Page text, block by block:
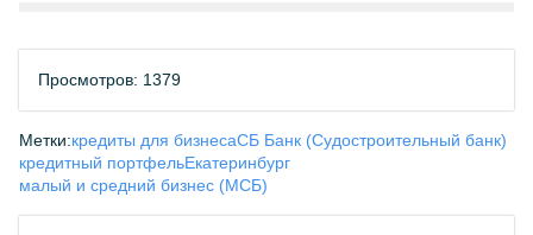
Просмотров: 1379
Метки:кредиты для бизнесаСБ Банк (Судостроительный банк)
кредитный портфельЕкатеринбург
малый и средний бизнес (МСБ)